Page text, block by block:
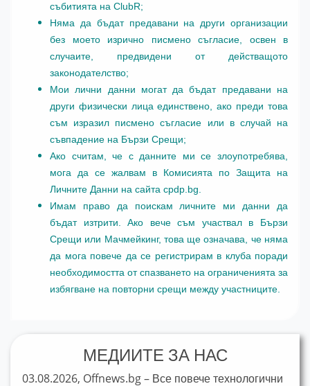
събитията на ClubR;
Няма да бъдат предавани на други организации
без моето изрично писмено съгласие, освен в
случаите, предвидени от действащото
законодателство;
Мои лични данни могат да бъдат предавани на
други физически лица единствено, ако преди това
съм изразил писмено съгласие или в случай на
съвпадение на Бързи Срещи;
Ако считам, че с данните ми се злоупотребява,
мога да се жалвам в Комисията по Защита на
Личните Данни на сайта cpdp.bg.
Имам право да поискам личните ми данни да
бъдат изтрити. Ако вече съм участвал в Бързи
Срещи или Мачмейкинг, това ще означава, че няма
да мога повече да се регистрирам в клуба поради
необходимостта от спазването на ограниченията за
избягване на повторни срещи между участниците.
МЕДИИТЕ ЗА НАС
03.08.2026, Offnews.bg – Все повече технологични